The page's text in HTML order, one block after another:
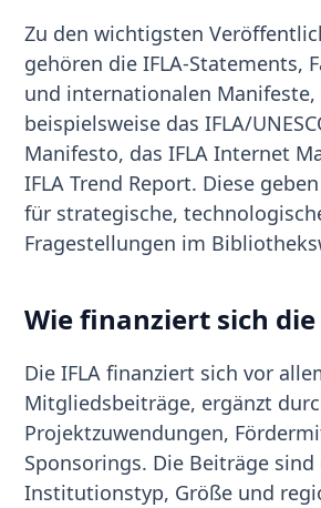
Zu den wichtigsten
gehören die IFLA-Statements,
und internationalen Manifeste,
beispielsweise das IFLA/
Manifesto, das IFLA Internet
IFLA Trend Report. Diese
für strategische,
Fragestellungen im
Wie finanziert sich die
Die IFLA finanziert sich vor
Mitgliedsbeiträge, ergänzt
Projektzuwendungen,
Sponsorings. Die Beiträge
Institutionstyp, Größe und